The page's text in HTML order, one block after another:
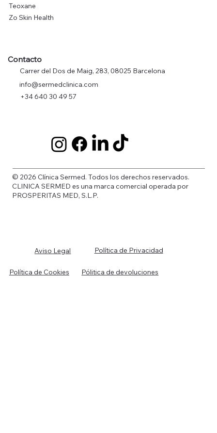
Teoxane
Zo Skin Health
Contacto
Carrer del Dos de Maig, 283, 08025 Barcelona
info@sermedclinica.com
+34 640 30 49 57
© 2026 Clínica Sermed. Todos los derechos reservados.
CLINICA SERMED es una marca comercial operada por
PROSPERITAS MED, S.L.P.
Aviso Legal Política de Privacidad
Política de Cookies Pólitica de devoluciones